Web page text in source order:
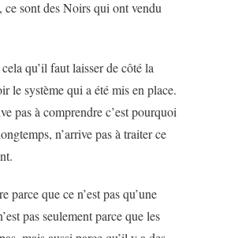
ce sont des Noirs qui ont vendu
qu’il faut laisser de côté la
le système qui a été mis en place.
pas à comprendre c’est pourquoi
n’arrive pas à traiter ce
parce que ce n’est pas qu’une
pas seulement parce que les